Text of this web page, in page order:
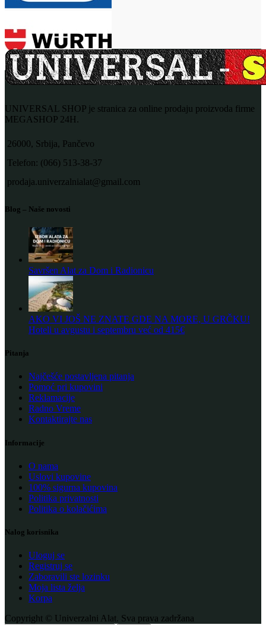
UNIVERSAL SHOP je stranica za online prodaju proizvoda firme
MEGASHOP 24H.
26000, Srbija, Pančevo
Telefon: (066) 513-38-37
prodaja.univerzalnialat@gmail.com
Blog – Naše novosti
Savršen Alat za Dom i Radionicu
AKO VI JOŠ NE ZNATE GDE NA MORE, U GRČKU!
Hoteli u avgustu i septembru već od 415€
Pitanja
Najčešće postavljena pitanja
Pomoć pri kupovini
Reklamacije
Radno Vreme
Kontaktirajte nas
Informacije
O nama
Uslovi kupovine
100% sigurna kupovina
Politika privatnosti
Politika o kolačićima
Nalog korisnika
Uloguj se
Registruj se
Zaboravili ste lozinku
Moja lista želja
Korpa
Copyright © Univerzalni Alat. Sva prava zadržana